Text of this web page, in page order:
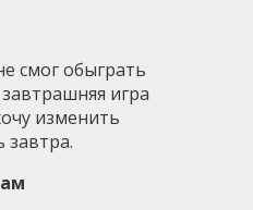
смог обыграть
игра
изменить
завтра.